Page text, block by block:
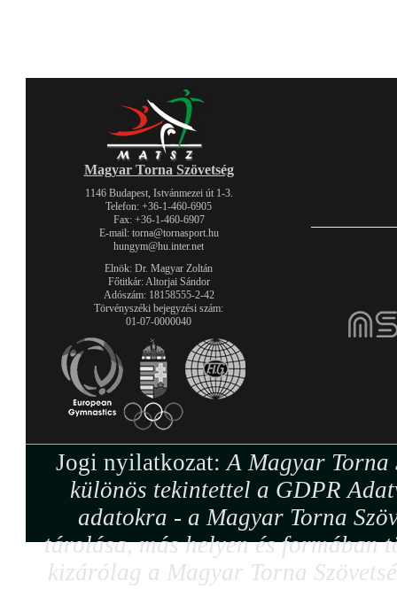
Magyar Torna Szövetség
1146 Budapest, Istvánmezei út 1-3.
Telefon: +36-1-460-6905
Fax: +36-1-460-6907
E-mail: torna@tornasport.hu
hungym@hu.inter.net
Elnök: Dr. Magyar Zoltán
Főtitkár: Altorjai Sándor
Adószám: 18158555-2-42
Törvényszéki bejegyzési szám:
01-07-0000040
Jogi nyilatkozat:A Magyar Torna
különös tekintettel a GDPR
adatokra - a Magyar Torna
tárolása, más helyen és formában
kizárólag a Magyar Torna